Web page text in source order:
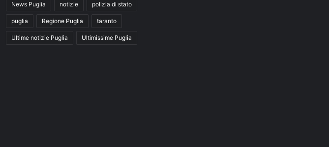
News Puglia notizie polizia di stato
puglia Regione Puglia taranto
Ultime notizie Puglia Ultimissime Puglia